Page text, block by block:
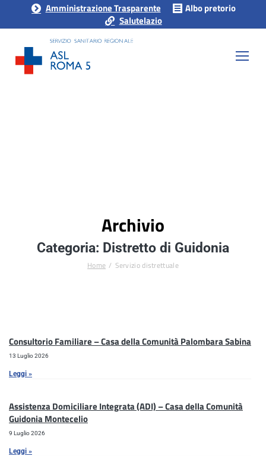
Amministrazione Trasparente
Albo pretorio
Salutelazio
Archivio
Categoria: Distretto di Guidonia
Home Servizio distrettuale
Consultorio Familiare – Casa della Comunità Palombara Sabina
13 Luglio 2026
Leggi »
Assistenza Domiciliare Integrata (ADI) – Casa della Comunità
Guidonia Montecelio
9 Luglio 2026
Leggi »